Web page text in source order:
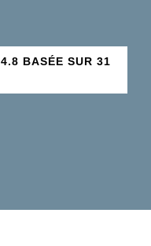
4.8 BASÉE SUR 31